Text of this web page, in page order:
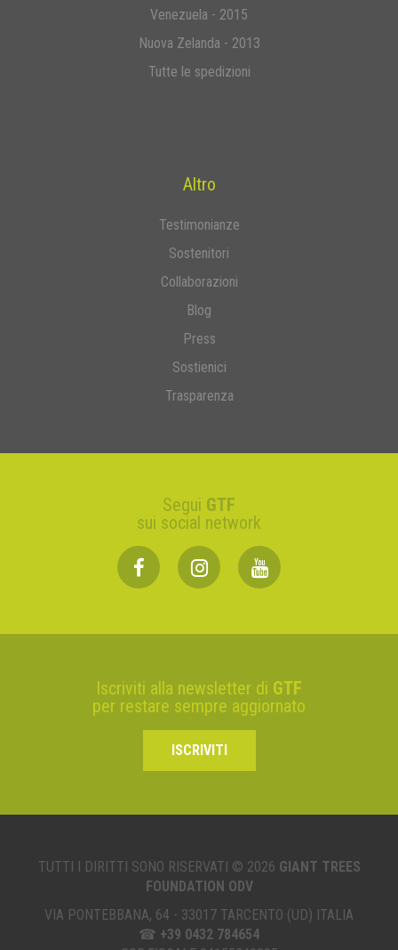
Venezuela - 2015
Nuova Zelanda - 2013
Tutte le spedizioni
Altro
Testimonianze
Sostenitori
Collaborazioni
Blog
Press
Sostienici
Trasparenza
Segui GTF
sui social network
Iscriviti alla newsletter di GTF
per restare sempre aggiornato
ISCRIVITI
TUTTI I DIRITTI SONO RISERVATI © 2026 GIANT TREES
FOUNDATION ODV
VIA PONTEBBANA, 64 - 33017 TARCENTO (UD) ITALIA
☎ +39 0432 784654